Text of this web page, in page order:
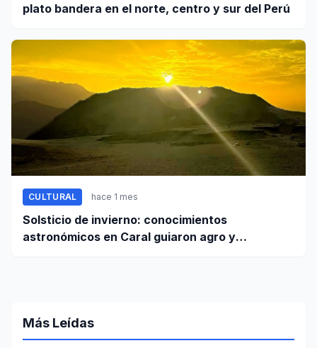
plato bandera en el norte, centro y sur del Perú
CULTURAL hace 1 mes
Solsticio de invierno: conocimientos
astronómicos en Caral guiaron agro y
Más Leídas